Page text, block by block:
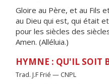
Gloire au Père, et au Fils
au Dieu qui est, qui était
pour les siècles des
Amen. (Alléluia.)
HYMNE : QU'IL SOIT
Trad. J.F Frié — CNPL